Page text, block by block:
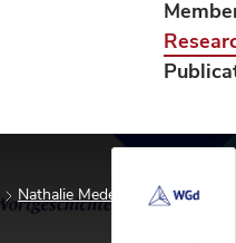
Nathalie Mederake